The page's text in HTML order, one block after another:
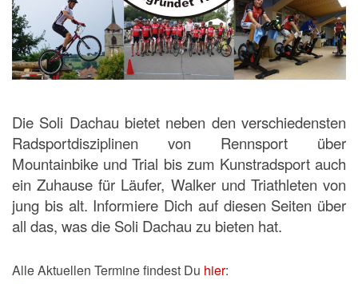
Die Soli Dachau bietet neben den verschiedensten
Radsportdisziplinen von Rennsport über
Mountainbike und Trial bis zum Kunstradsport auch
ein Zuhause für Läufer, Walker und Triathleten von
jung bis alt. Informiere Dich auf diesen Seiten über
all das, was die Soli Dachau zu bieten hat.
Alle Aktuellen Termine findest Du hier: